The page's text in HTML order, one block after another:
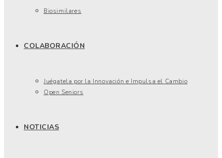
Biosimilares
COLABORACIÓN
Juégatela por la Innovación e Impulsa el Cambio
Open Seniors
NOTICIAS